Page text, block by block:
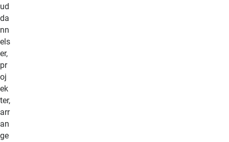
ud
da
nn
els
er,
pr
oj
ek
ter,
arr
an
ge